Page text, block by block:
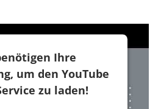
Ihre
um den YouTube
zu laden!